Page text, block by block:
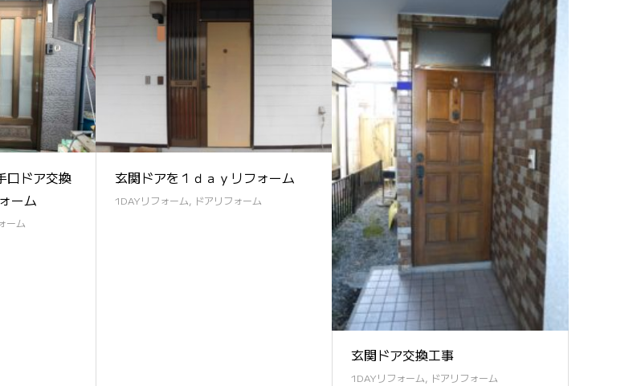
口ドア交換
ーム
ーム
玄関ドアを１ｄａｙリフォーム
1DAYリフォーム, ドアリフォーム
玄関ドア交換工事
1DAYリフォーム, ドアリフォーム